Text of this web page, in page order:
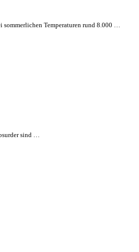
sommerlichen Temperaturen rund 8.000 …
sind …